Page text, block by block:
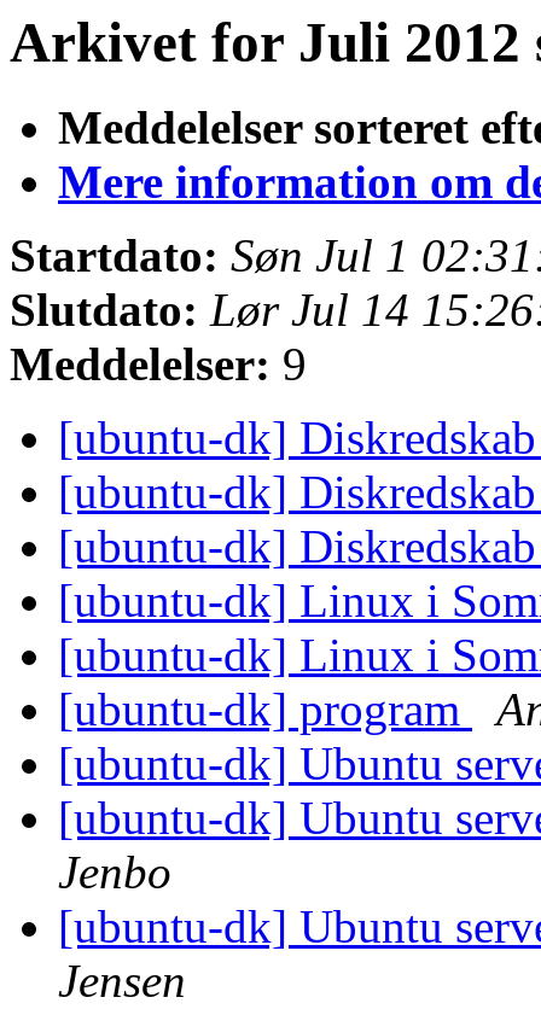
Arkivet for Juli 2012
Meddelelser sorteret
Mere information om
Startdato: Søn Jul 1
Slutdato: Lør Jul 14
Meddelelser: 9
[ubuntu-dk]
[ubuntu-dk]
[ubuntu-dk]
[ubuntu-dk] Linux i
[ubuntu-dk] Linux i
[ubuntu-dk] program
[ubuntu-dk] Ubuntu
[ubuntu-dk] Ubuntu
Jenbo
[ubuntu-dk] Ubuntu
Jensen